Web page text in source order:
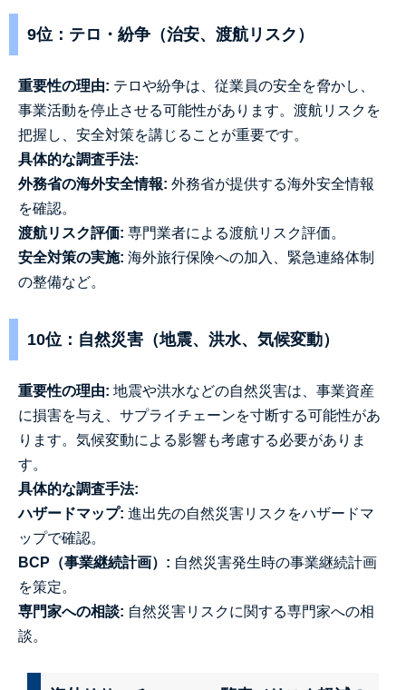
9位：テロ・紛争（治安、渡航リスク）
重要性の理由: テロや紛争は、従業員の安全を脅かし、
事業活動を停止させる可能性があります。渡航リスクを
把握し、安全対策を講じることが重要です。
具体的な調査手法:
外務省の海外安全情報: 外務省が提供する海外安全情報
を確認。
渡航リスク評価: 専門業者による渡航リスク評価。
安全対策の実施: 海外旅行保険への加入、緊急連絡体制
の整備など。
10位：自然災害（地震、洪水、気候変動）
重要性の理由: 地震や洪水などの自然災害は、事業資産
に損害を与え、サプライチェーンを寸断する可能性があ
ります。気候変動による影響も考慮する必要がありま
す。
具体的な調査手法:
ハザードマップ: 進出先の自然災害リスクをハザードマ
ップで確認。
BCP（事業継続計画）: 自然災害発生時の事業継続計画
を策定。
専門家への相談: 自然災害リスクに関する専門家への相
談。